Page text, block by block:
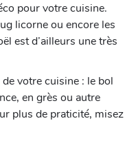
pour votre cuisine.
licorne ou encore les
est d’ailleurs une très
votre cuisine : le bol
en grès ou autre
plus de praticité, misez